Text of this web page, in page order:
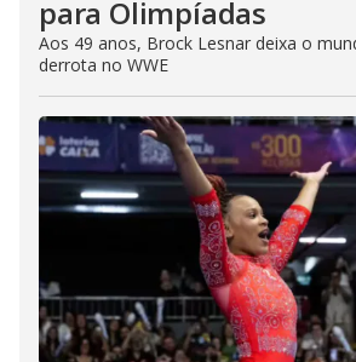
para Olimpíadas
Aos 49 anos, Brock Lesnar deixa o
derrota no WWE